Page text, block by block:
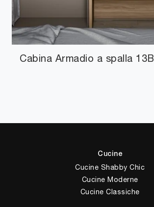
Cabina Armadio a spalla 13B
Cucine
Cucine Shabby Chic
Cucine Moderne
Cucine Classiche